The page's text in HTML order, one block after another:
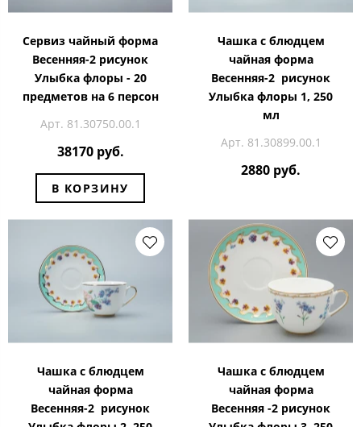
Сервиз чайный форма
Весенняя-2 рисунок
Улыбка флоры - 20
предметов на 6 персон
Арт. 81.30750.00.1
38170 руб.
В КОРЗИНУ
Чашка с блюдцем
чайная форма
Весенняя-2 рисунок
Улыбка флоры 1, 250
мл
Арт. 81.30899.00.1
2880 руб.
Чашка с блюдцем
чайная форма
Весенняя-2 рисунок
Чашка с блюдцем
чайная форма
Весенняя -2 рисунок